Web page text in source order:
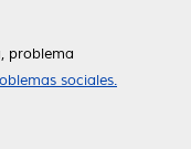
problema
sociales.